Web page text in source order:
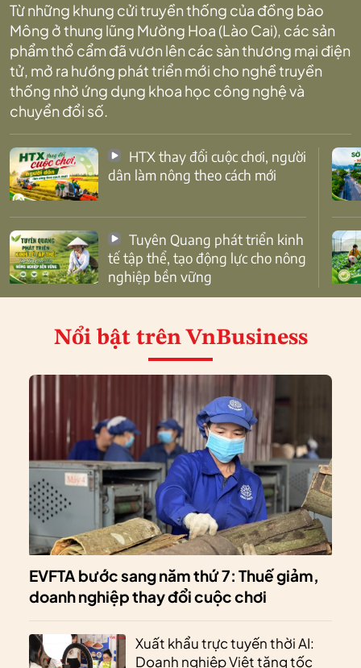
Từ những khung cửi truyền thống của đồng bào
Mông ở thung lũng Mường Hoa (Lào Cai), các sản
phẩm thổ cẩm đã vươn lên các sàn thương mại điện
tử, mở ra hướng phát triển mới cho nghề truyền
thống nhờ ứng dụng khoa học công nghệ và
chuyển đổi số.
dân làm nông theo cách mới
tế tập thể, tạo động lực cho nông
nghiệp bền vững
Nổi bật trên VnBusiness
EVFTA bước sang năm thứ 7: Thuế giảm,
doanh nghiệp thay đổi cuộc chơi
Xuất khẩu trực tuyến thời AI:
Doanh nghiệp Việt tăng tốc